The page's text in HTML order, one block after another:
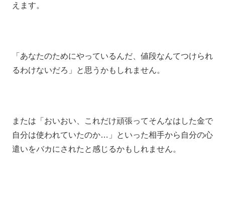
えます。
「あなたのためにやっているんだ、値段なんてつけられ
るわけないだろ」と思うかもしれません。
または「おいおい、これだけ頑張ってそんなはした金で
自分は使われていたのか…」といった相手から自分の心
遣いをバカにされたと感じるかもしれません。